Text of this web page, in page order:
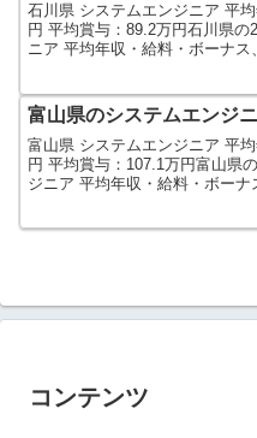
石川県 システムエンジニア 平
円 平均賞与：89.2万円石川県
ニア 平均年収・給料・ボーナス
富山県のシステムエンジ
富山県 システムエンジニア 平
円 平均賞与：107.1万円富山県
ジニア 平均年収・給料・ボーナ
コンテンツ